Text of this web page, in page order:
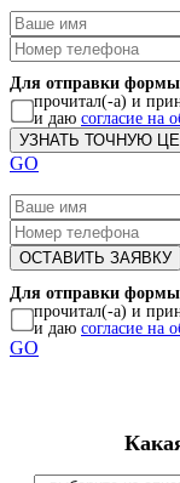
Для отправки формы
прочитал(-а) и
и даю согласие на
GO
Для отправки формы
прочитал(-а) и
и даю согласие на
GO